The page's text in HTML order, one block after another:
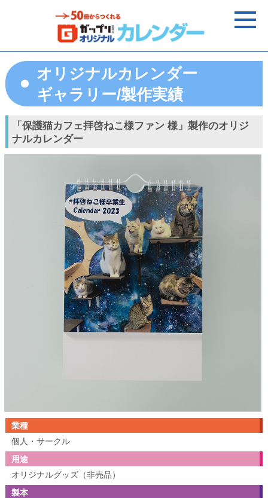
オリジナルカレンダー
ギャラリー/製作実績
「保護猫カフェ拝啓ねこ様ファン 様」製作のオリジ
ナルカレンダー
業種
個人・サークル
用途
オリジナルグッズ（非売品）
製本